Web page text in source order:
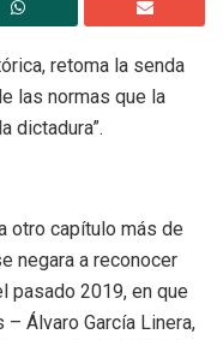
retoma la senda
las normas que la
dictadura”.
otro capítulo más de
negara a reconocer
pasado 2019, en que
Álvaro García Linera,